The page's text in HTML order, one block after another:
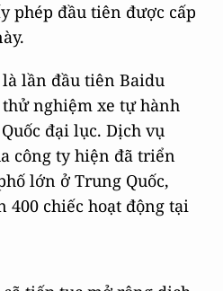
phép đầu tiên được cấp
lần đầu tiên Baidu
nghiệm xe tự hành
đại lục. Dịch vụ
công ty hiện đã triển
lớn ở Trung Quốc,
400 chiếc hoạt động tại